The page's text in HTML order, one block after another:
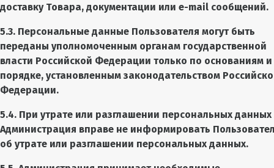
доставку Товара, документации или e-mail сообщений.
5.3. Персональные данные Пользователя могут быть
переданы уполномоченным органам государственной
власти Российской Федерации только по основаниям и
порядке, установленным законодательством
Федерации.
5.4. При утрате или разглашении персональных данных
Администрация вправе не информировать
об утрате или разглашении персональных данных.